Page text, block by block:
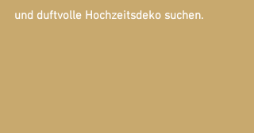
und duftvolle Hochzeitsdeko suchen.